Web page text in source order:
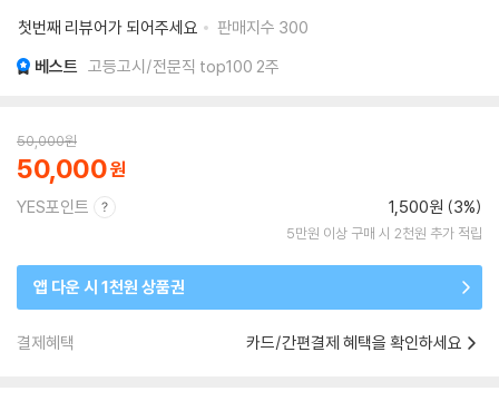
첫번째 리뷰어가 되어주세요
판매지수 300
베스트 고등고시/전문직 top100 2주
50,000원
50,000
YES포인트 1,500원 (3%)
5만원 이상 구매 시 2천원 추가 적립
앱 다운 시 1천원 상품권
결제혜택 카드/간편결제 혜택을 확인하세요